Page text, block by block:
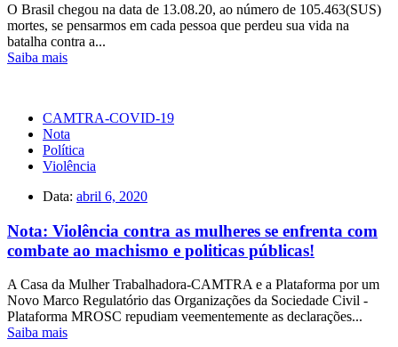
O Brasil chegou na data de 13.08.20, ao número de 105.463(SUS)
mortes, se pensarmos em cada pessoa que perdeu sua vida na
batalha contra a...
Saiba mais
CAMTRA-COVID-19
Nota
Política
Violência
Data: abril 6, 2020
Nota: Violência contra as mulheres se enfrenta com
combate ao machismo e politicas públicas!
A Casa da Mulher Trabalhadora-CAMTRA e a Plataforma por um
Novo Marco Regulatório das Organizações da Sociedade Civil -
Plataforma MROSC repudiam veementemente as declarações...
Saiba mais